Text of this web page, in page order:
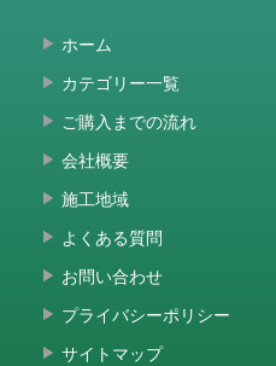
ホーム
カテゴリー一覧
ご購入までの流れ
会社概要
施工地域
よくある質問
お問い合わせ
プライバシーポリシー
サイトマップ